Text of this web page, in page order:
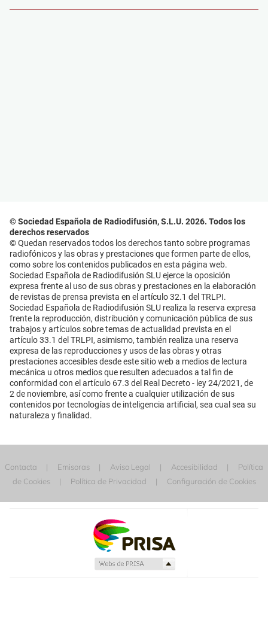
© Sociedad Española de Radiodifusión, S.L.U. 2026. Todos los
derechos reservados
© Quedan reservados todos los derechos tanto sobre programas
radiofónicos y las obras y prestaciones que formen parte de ellos,
como sobre los contenidos publicados en esta página web.
Sociedad Española de Radiodifusión SLU ejerce la oposición
expresa frente al uso de sus obras y prestaciones en la elaboración
de revistas de prensa prevista en el artículo 32.1 del TRLPI.
Sociedad Española de Radiodifusión SLU realiza la reserva expresa
frente la reproducción, distribución y comunicación pública de sus
trabajos y artículos sobre temas de actualidad prevista en el
artículo 33.1 del TRLPI, asimismo, también realiza una reserva
expresa de las reproducciones y usos de las obras y otras
prestaciones accesibles desde este sitio web a medios de lectura
mecánica u otros medios que resulten adecuados a tal fin de
conformidad con el artículo 67.3 del Real Decreto - ley 24/2021, de
2 de noviembre, así como frente a cualquier utilización de sus
contenidos por tecnologías de inteligencia artificial, sea cual sea su
naturaleza y finalidad.
Contacta Emisoras Aviso Legal Accesibilidad
Política
de Cookies
Política de Privacidad Configuración de Cookies